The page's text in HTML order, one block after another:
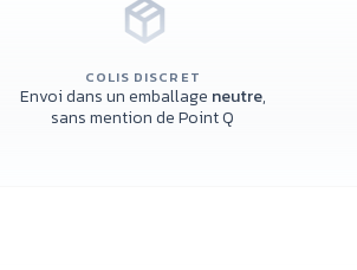
COLIS DISCRET
Envoi dans un emballage neutre,
sans mention de Point Q